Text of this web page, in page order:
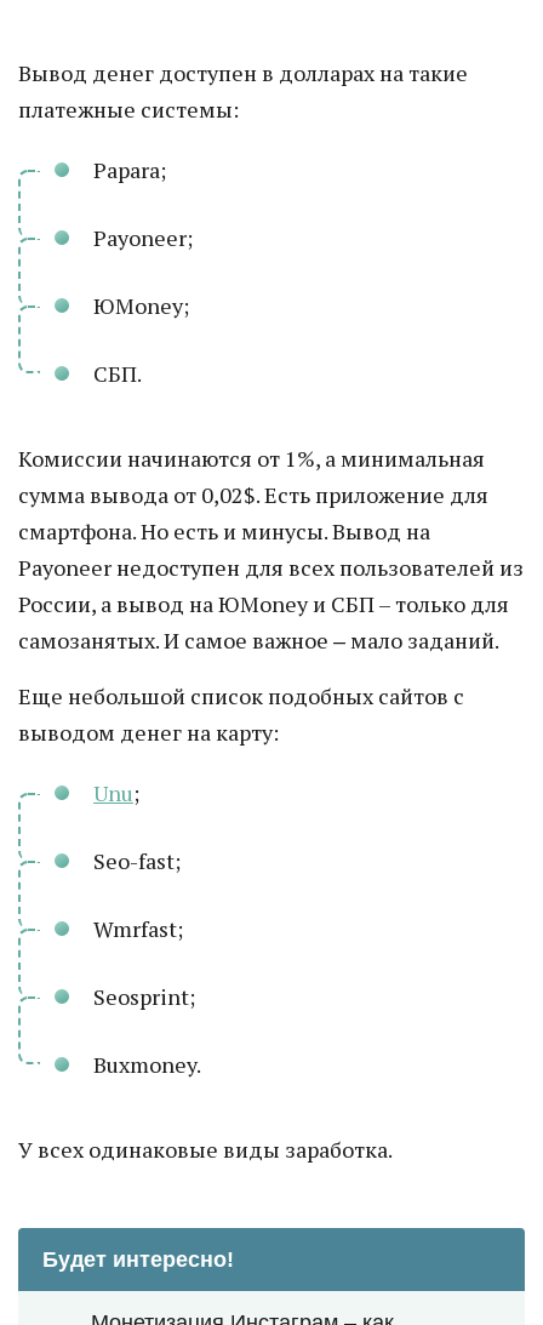
Вывод денег доступен в долларах на такие
платежные системы:
Papara;
Payoneer;
ЮMoney;
СБП.
Комиссии начинаются от 1%, а минимальная
сумма вывода от 0,02$. Есть приложение для
смартфона. Но есть и минусы. Вывод на
Payoneer недоступен для всех пользователей из
России, а вывод на ЮMoney и СБП – только для
самозанятых. И самое важное ‒ мало заданий.
Еще небольшой список подобных сайтов с
выводом денег на карту:
Unu;
Seo-fast;
Wmrfast;
Seosprint;
Buxmoney.
У всех одинаковые виды заработка.
Будет интересно!